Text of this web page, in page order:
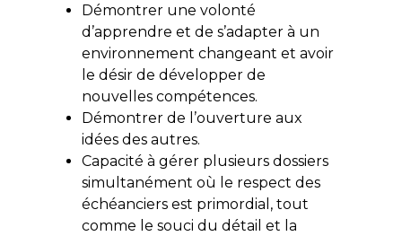
Démontrer une volonté
d’apprendre et de s’adapter à un
environnement changeant et avoir
le désir de développer de
nouvelles compétences.
Démontrer de l’ouverture aux
idées des autres.
Capacité à gérer plusieurs dossiers
simultanément où le respect des
échéanciers est primordial, tout
comme le souci du détail et la